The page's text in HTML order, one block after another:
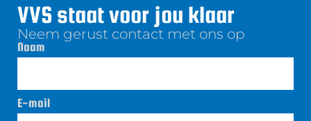
VVS staat voor jou klaar
Neem gerust contact met ons op
Naam
E-mail